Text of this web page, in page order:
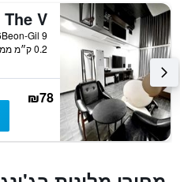
1
ציר
Y
המציג
את
מחיר
הממוצע
של
חדר
0.2 ק״מ ממרכז העיר
₪78